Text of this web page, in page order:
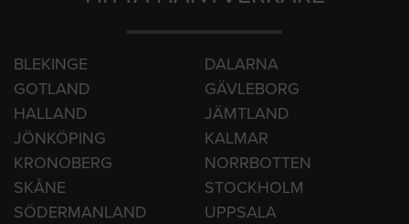
BLEKINGE
DALARNA
GOTLAND
GÄVLEBORG
HALLAND
JÄMTLAND
JÖNKÖPING
KALMAR
KRONOBERG
NORRBOTTEN
SKÅNE
STOCKHOLM
SÖDERMANLAND
UPPSALA